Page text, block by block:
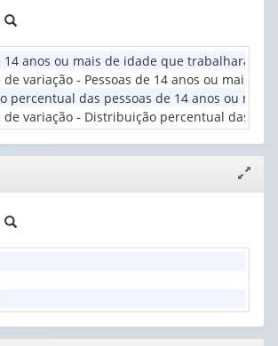
Cor
ou
raça
(1)
14 anos ou mais de idade que trabalharam
de variação - Pessoas de 14 anos ou mais
percentual das pessoas de 14 anos ou
de variação - Distribuição percentual das
janela